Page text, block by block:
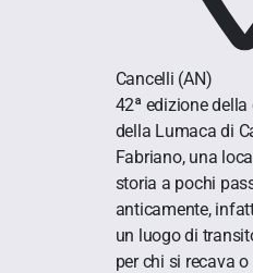
Cancelli (AN)
42ª edizione della
della Lumaca di
Fabriano, una
storia a pochi
anticamente,
un luogo di
per chi si recava